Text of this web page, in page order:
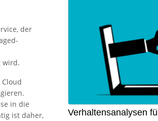
der
wird.
in die
ist daher,
Verhaltensanalysen